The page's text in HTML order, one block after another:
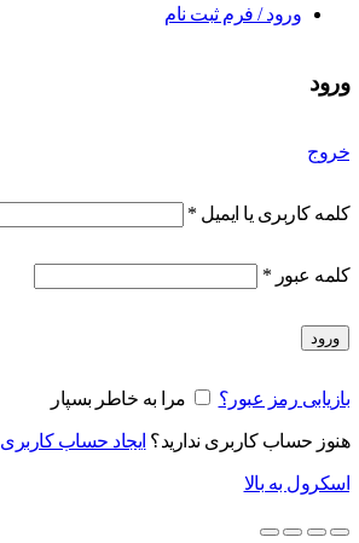
ورود / فرم ثبت نام
ورود
خروج
کلمه کاربری یا ایمیل *
کلمه عبور *
ورود
بازیابی رمز عبور؟ مرا به خاطر بسپار
هنوز حساب کاربری ندارید؟ ایجاد حساب کاربری
اسکرول به بالا